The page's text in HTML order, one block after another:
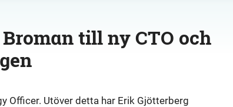
till ny CTO och
Officer. Utöver detta har Erik Gjötterberg